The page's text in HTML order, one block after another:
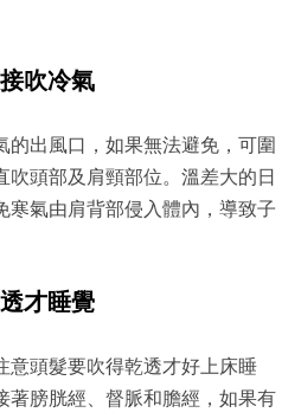
吹冷氣
的出風口，如果無法避免，可圍
吹頭部及肩頸部位。溫差大的日
寒氣由肩背部侵入體內，導致子
才睡覺
意頭髮要吹得乾透才好上床睡
著膀胱經、督脈和膽經，如果有